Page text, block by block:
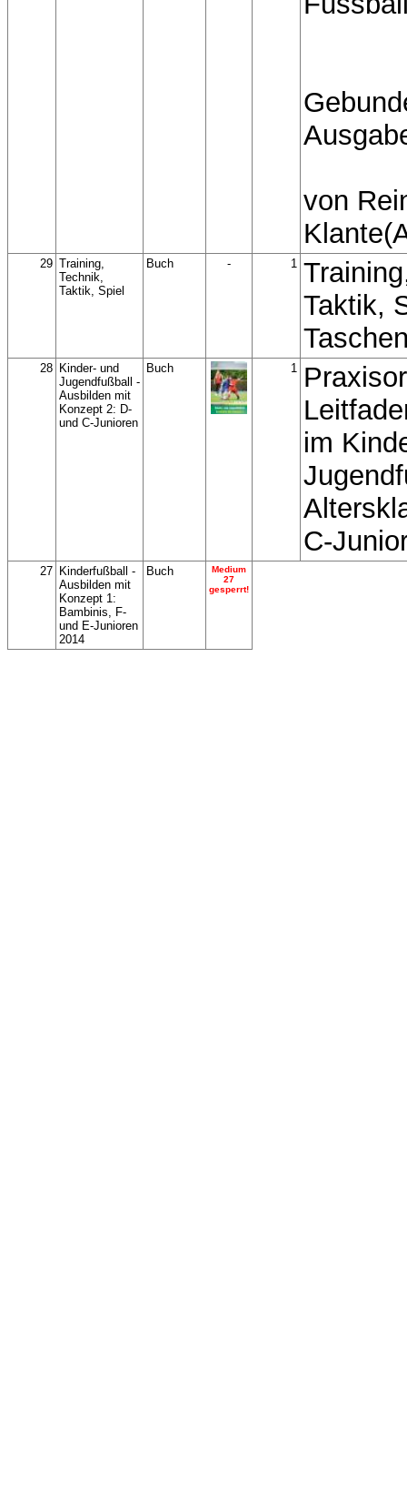
von
29 Training,
Technik,
Taktik, Spiel
Buch - 1
Taktik,
28 Kinder- und
Jugendfußball -
Ausbilden mit
Konzept 2: D-
und C-Junioren
Buch 1
im
C-
27 Kinderfußball -
Ausbilden mit
Konzept 1:
Bambinis, F-
und E-Junioren
2014
Buch
Medium
27
gesperrt!